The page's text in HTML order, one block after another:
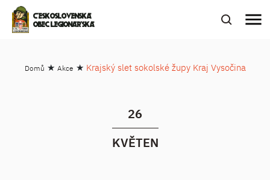
ČESKOSLOVENSKÁ
OBEC LEGIONÁŘSKÁ
menu
Domů ★ Akce ★ Krajský slet sokolské župy Kraj Vysočina
26
KVĚTEN